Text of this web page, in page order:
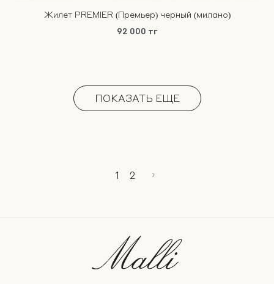
Жилет PREMIER (Премьер) черный (милано)
92 000 тг
ПОКАЗАТЬ ЕЩЕ
1 2